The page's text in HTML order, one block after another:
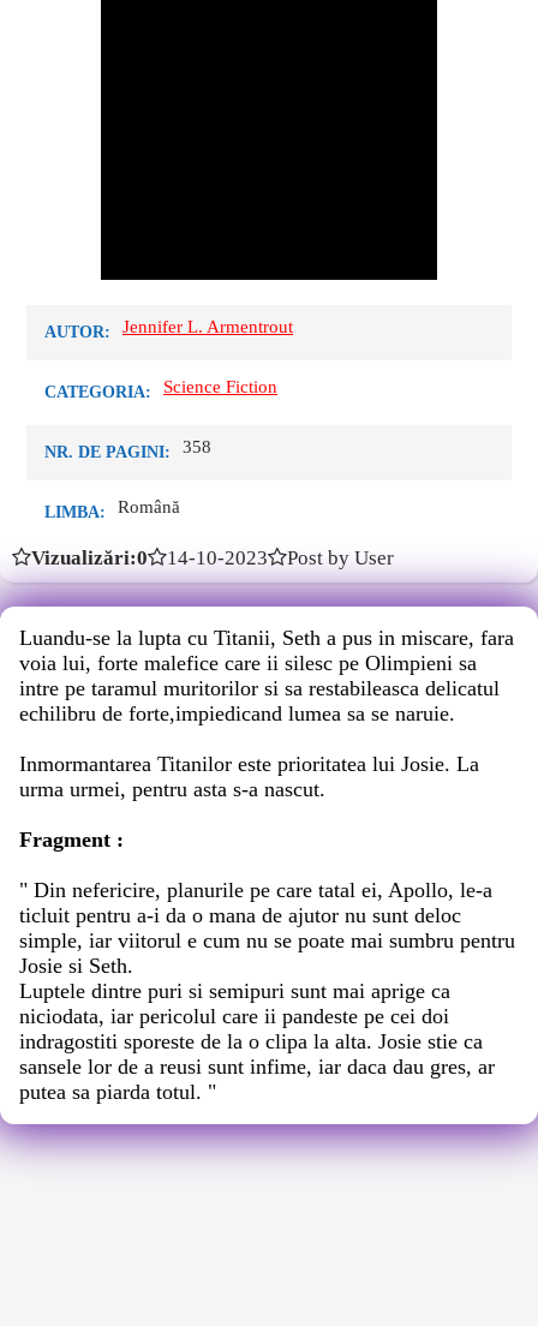
AUTOR: Jennifer L. Armentrout
CATEGORIA: Science Fiction
NR. DE PAGINI: 358
LIMBA: Română
Vizualizări:0 14-10-2023 Post by User
Luandu-se la lupta cu Titanii, Seth a pus in miscare, fara
voia lui, forte malefice care ii silesc pe Olimpieni sa
intre pe taramul muritorilor si sa restabileasca delicatul
echilibru de forte,impiedicand lumea sa se naruie.
Inmormantarea Titanilor este prioritatea lui Josie. La
urma urmei, pentru asta s-a nascut.
Fragment :
" Din nefericire, planurile pe care tatal ei, Apollo, le-a
ticluit pentru a-i da o mana de ajutor nu sunt deloc
simple, iar viitorul e cum nu se poate mai sumbru pentru
Josie si Seth.
Luptele dintre puri si semipuri sunt mai aprige ca
niciodata, iar pericolul care ii pandeste pe cei doi
indragostiti sporeste de la o clipa la alta. Josie stie ca
sansele lor de a reusi sunt infime, iar daca dau gres, ar
putea sa piarda totul. "